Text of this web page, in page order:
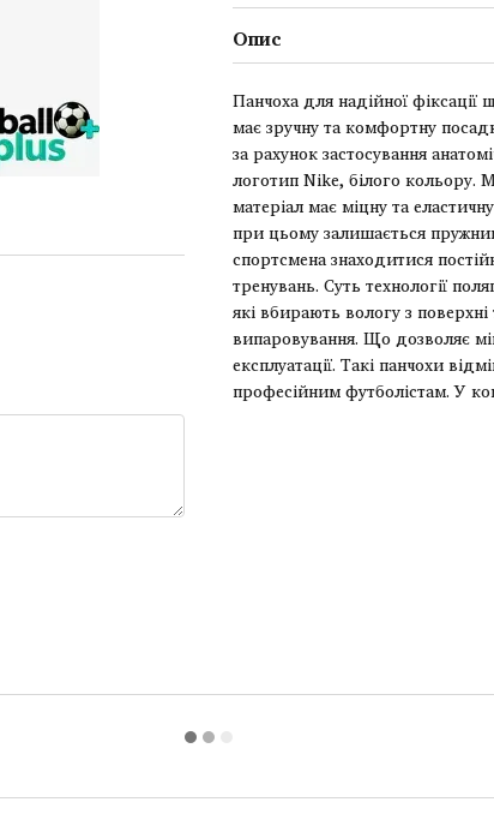
Опис
Панчоха для надійної фіксації
має зручну та комфортну
за рахунок застосування
логотип Nike, білого кольору.
матеріал має міцну та
при цьому залишається
спортсмена знаходитися
тренувань. Суть технології
які вбирають вологу з
випаровування. Що дозволяє
експлуатації. Такі панчохи
професійним футболістам. У